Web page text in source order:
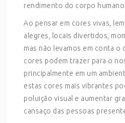
rendimento do corpo humano.
Ao pensar em cores vivas,
alegres, locais divertidos,
mas não levamos em conta o
cores podem trazer para o
principalmente em um
estas cores mais vibrantes
poluição visual e aumentar
cansaço das pessoas